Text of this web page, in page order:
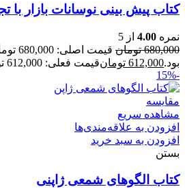
کتاب پیش بینی نوسانات بازار با
نمره 4.00 از 5
680,000 تومان
قیمت اصلی:
بود.612,000 تومانقیمت فعلی: 612,000 تومان.
-15%
مقایسه
مشاهده سریع
افزودن به علاقه‌مندی‌ها
افزودن به سبد خرید
بستن
کتاب الگوهای شمعی ژاپنی